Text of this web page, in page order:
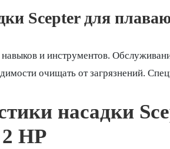
Scepter для
и инструментов.
очищать от загрязнений.
насадки
HP